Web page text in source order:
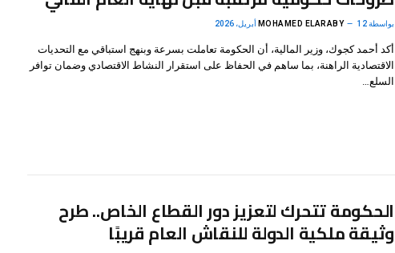
بواسطة MOHAMED ELARABY 12 أبريل، 2026
أكد أحمد كجوك، وزير المالية، أن الحكومة تعاملت بسرعة وبنهج استباقي مع التحديات
الاقتصادية الراهنة، بما ساهم في الحفاظ على استقرار النشاط الاقتصادي وضمان توافر
السلع…
الحكومة تتحرك لتعزيز دور القطاع الخاص.. طرح
وثيقة ملكية الدولة للنقاش العام قريبًا